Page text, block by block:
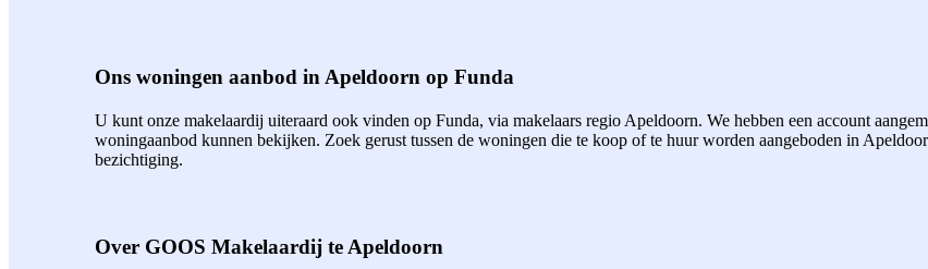
Ons woningen aanbod in Apeldoorn op Funda
U kunt onze makelaardij uiteraard ook vinden op Funda, via makelaars regio Apeldoorn. We hebben een account
woningaanbod kunnen bekijken. Zoek gerust tussen de woningen die te koop of te huur worden aangeboden in
bezichtiging.
Over GOOS Makelaardij te Apeldoorn